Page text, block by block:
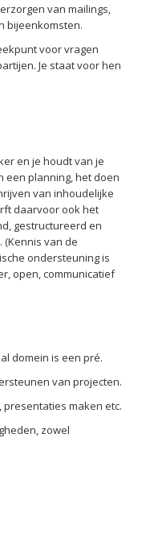
van mailings,
bijeenkomsten.
voor vragen
Je staat voor hen
en je houdt van je
een planning, het doen
van inhoudelijke
daarvoor ook het
gestructureerd en
(Kennis van de
ondersteuning is
open, communicatief
domein is een pré.
van projecten.
maken etc.
zowel